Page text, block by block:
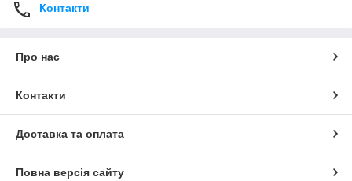
Контакти
Про нас
Контакти
Доставка та оплата
Повна версія сайту